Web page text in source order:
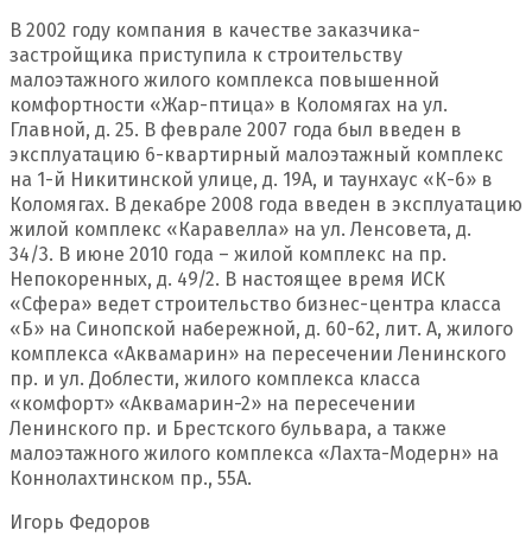
В 2002 году компания в качестве заказчика-
застройщика приступила к строительству
малоэтажного жилого комплекса повышенной
комфортности «Жар-птица» в Коломягах на ул.
Главной, д. 25. В феврале 2007 года был введен в
эксплуатацию 6-квартирный малоэтажный комплекс
на 1-й Никитинской улице, д. 19А, и таунхаус «К-6» в
Коломягах. В декабре 2008 года введен в эксплуатацию
жилой комплекс «Каравелла» на ул. Ленсовета, д.
34/3. В июне 2010 года – жилой комплекс на пр.
Непокоренных, д. 49/2. В настоящее время ИСК
«Сфера» ведет строительство бизнес-центра класса
«Б» на Синопской набережной, д. 60-62, лит. А, жилого
комплекса «Аквамарин» на пересечении Ленинского
пр. и ул. Доблести, жилого комплекса класса
«комфорт» «Аквамарин-2» на пересечении
Ленинского пр. и Брестского бульвара, а также
малоэтажного жилого комплекса «Лахта-Модерн» на
Коннолахтинском пр., 55А.
Игорь Федоров